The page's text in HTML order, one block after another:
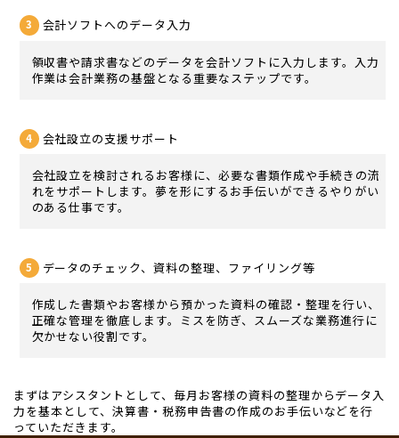
会計ソフトへのデータ入力
領収書や請求書などのデータを会計ソフトに入力します。入力
作業は会計業務の基盤となる重要なステップです。
会社設立の支援サポート
会社設立を検討されるお客様に、必要な書類作成や手続きの流
れをサポートします。夢を形にするお手伝いができるやりがい
のある仕事です。
データのチェック、資料の整理、ファイリング等
作成した書類やお客様から預かった資料の確認・整理を行い、
正確な管理を徹底します。ミスを防ぎ、スムーズな業務進行に
欠かせない役割です。
まずはアシスタントとして、毎月お客様の資料の整理からデータ入
力を基本として、決算書・税務申告書の作成のお手伝いなどを行
っていただきます。